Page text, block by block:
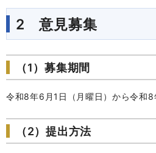
2 意見募集
（1）募集期間
令和8年6月1日（月曜日）から令和
（2）提出方法